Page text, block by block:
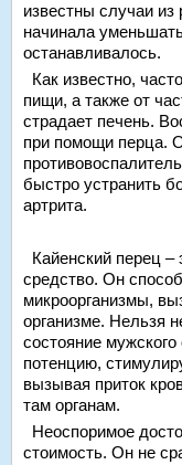
известны случаи из
начинала
останавливалось.
Как известно,
пищи, а также от
страдает печень.
при помощи перца.
быстро устранить
артрита.
Кайенский перец
средство. Он
микроорганизмы,
организме. Нельзя
состояние
потенцию,
вызывая приток
там органам.
Неоспоримое
стоимость. Он не